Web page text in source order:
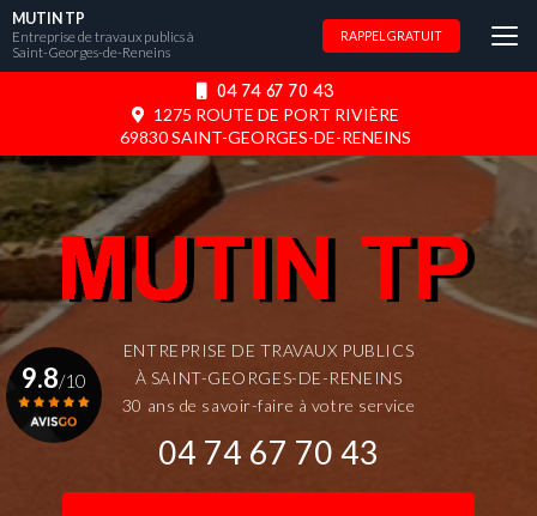
Aller
au
contenu
04 74 67 70 43
1275 ROUTE DE PORT RIVIÈRE
69830 SAINT-GEORGES-DE-RENEINS
MUTIN TP
Entreprise de travaux publics à
Saint-Georges-de-Reneins
RAPPEL GRATUIT
ENTREPRISE DE TRAVAUX PUBLICS
À SAINT-GEORGES-DE-RENEINS
30 ans de savoir-faire à votre service
04 74 67 70 43
9.8/10